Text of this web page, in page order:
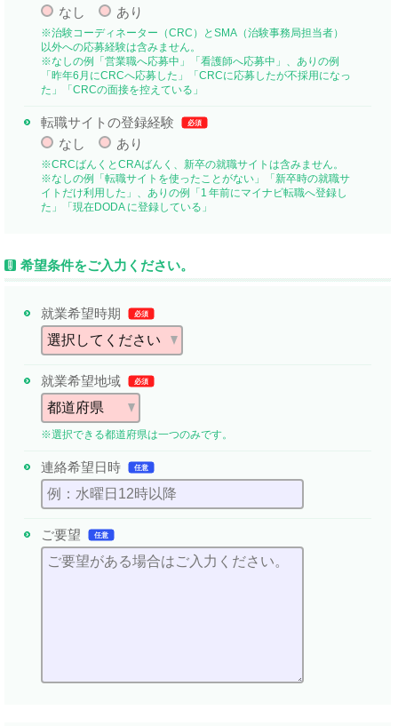
なし あり
※治験コーディネーター（CRC）とSMA（治験事務局担当者）
以外への応募経験は含みません。
※なしの例「営業職へ応募中」「看護師へ応募中」、ありの例
「昨年6月にCRCへ応募した」「CRCに応募したが不採用になっ
た」「CRCの面接を控えている」
転職サイトの登録経験 必須
なし あり
※CRCばんくとCRAばんく、新卒の就職サイトは含みません。
※なしの例「転職サイトを使ったことがない」「新卒時の就職サ
イトだけ利用した」、ありの例「1 年前にマイナビ転職へ登録し
た」「現在DODA に登録している」
希望条件をご入力ください。
就業希望時期 必須
就業希望地域 必須
※選択できる都道府県は一つのみです。
連絡希望日時 任意
ご要望 任意